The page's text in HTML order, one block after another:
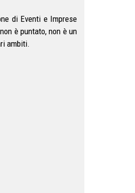
di Eventi e Imprese
è puntato, non è un
ambiti.